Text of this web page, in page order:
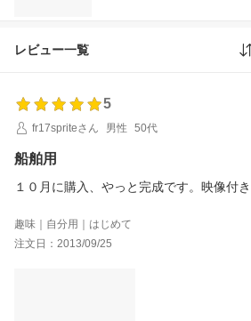
レビュー一覧
5
fr17spriteさん
男性 50代
船舶用
１０月に購入、やっと完成です。映像付き
趣味｜自分用｜はじめて
注文日：2013/09/25